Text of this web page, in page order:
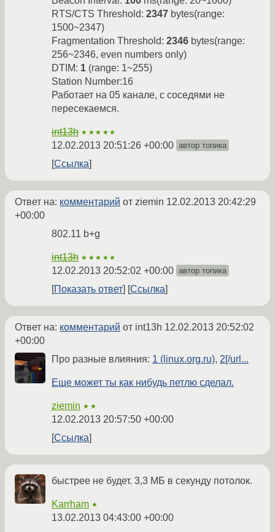
RTS/CTS Threshold: 2347 bytes(range:
1500~2347)
Fragmentation Threshold: 2346 bytes(range:
256~2346, even numbers only)
DTIM: 1 (range: 1~255)
Station Number:16
Работает на 05 канале, с соседями не
пересекаемся.
int13h ★★★★★
12.02.2013 20:51:26 +00:00 автор топика
Ссылка
Ответ на: комментарий от ziemin 12.02.2013 20:42:29
+00:00
802.11 b+g
int13h ★★★★★
12.02.2013 20:52:02 +00:00 автор топика
Показать ответ Ссылка
Ответ на: комментарий от int13h 12.02.2013 20:52:02
+00:00
Про разные влияния: 1 (linux.org.ru), 2[/url...
Еще может ты как нибудь петлю сделал.
ziemin ★★
12.02.2013 20:57:50 +00:00
Ссылка
быстрее не будет. 3,3 МБ в секунду потолок.
Karrham ★
13.02.2013 04:43:00 +00:00